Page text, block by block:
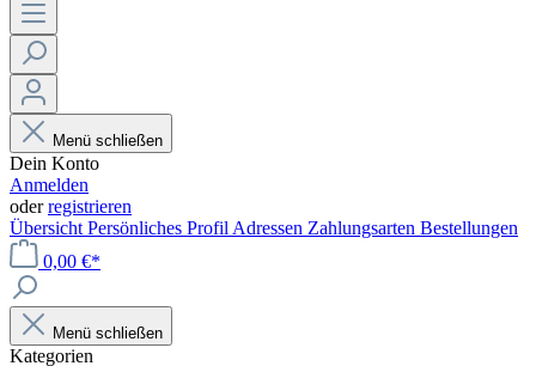
Menü schließen
Dein Konto
Anmelden
oderregistrieren
Übersicht Persönliches Profil Adressen Zahlungsarten Bestellungen
0,00 €*
Menü schließen
Kategorien